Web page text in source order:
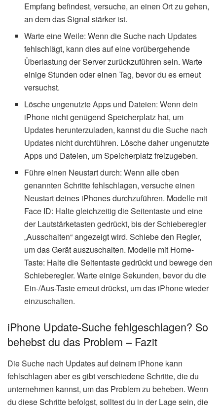
Empfang befindest, versuche, an einen Ort zu gehen,
an dem das Signal stärker ist.
Warte eine Weile: Wenn die Suche nach Updates
fehlschlägt, kann dies auf eine vorübergehende
Überlastung der Server zurückzuführen sein. Warte
einige Stunden oder einen Tag, bevor du es erneut
versuchst.
Lösche ungenutzte Apps und Dateien: Wenn dein
iPhone nicht genügend Speicherplatz hat, um
Updates herunterzuladen, kannst du die Suche nach
Updates nicht durchführen. Lösche daher ungenutzte
Apps und Dateien, um Speicherplatz freizugeben.
Führe einen Neustart durch: Wenn alle oben
genannten Schritte fehlschlagen, versuche einen
Neustart deines iPhones durchzuführen. Modelle mit
Face ID: Halte gleichzeitig die Seitentaste und eine
der Lautstärketasten gedrückt, bis der Schieberegler
„Ausschalten“ angezeigt wird. Schiebe den Regler,
um das Gerät auszuschalten. Modelle mit Home-
Taste: Halte die Seitentaste gedrückt und bewege den
Schieberegler. Warte einige Sekunden, bevor du die
Ein-/Aus-Taste erneut drückst, um das iPhone wieder
einzuschalten.
iPhone Update-Suche fehlgeschlagen? So
behebst du das Problem – Fazit
Die Suche nach Updates auf deinem iPhone kann
fehlschlagen aber es gibt verschiedene Schritte, die du
unternehmen kannst, um das Problem zu beheben. Wenn
du diese Schritte befolgst, solltest du in der Lage sein, die